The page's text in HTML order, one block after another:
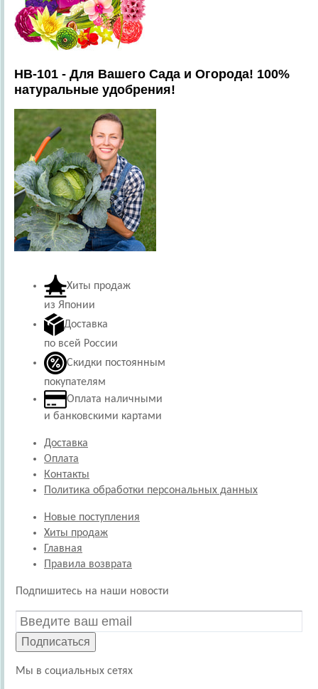
HB-101 - Для Вашего Сада и Огорода! 100%
натуральные удобрения!
Хиты продаж
из Японии
Доставка
по всей России
Скидки постоянным
покупателям
Оплата наличными
и банковскими картами
Доставка
Оплата
Контакты
Политика обработки персональных данных
Новые поступления
Хиты продаж
Главная
Правила возврата
Подпишитесь на наши новости
Подписаться
Мы в социальных сетях